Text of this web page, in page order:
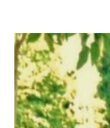
o
o
k
α
σ
τε
ίτ
ε